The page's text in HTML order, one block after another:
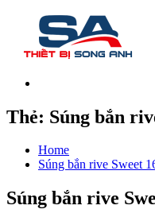
Thẻ: Súng bắn
Home
Súng bắn rive Sweet
Súng bắn rive